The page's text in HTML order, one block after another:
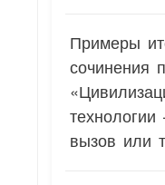
Примеры
сочинения
вызов или